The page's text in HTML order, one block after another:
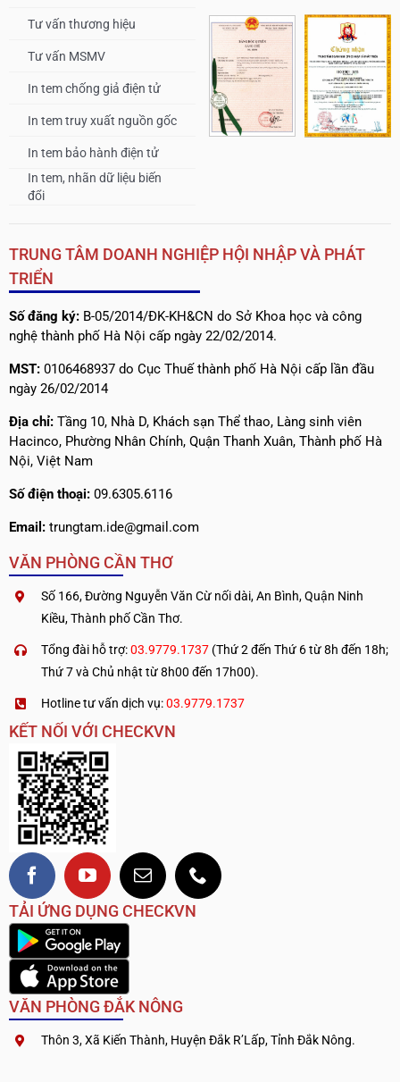
Tư vấn thương hiệu
Tư vấn MSMV
In tem chống giả điện tử
In tem truy xuất nguồn gốc
In tem bảo hành điện tử
In tem, nhãn dữ liệu biến
đổi
TRUNG TÂM DOANH NGHIỆP HỘI NHẬP VÀ PHÁT
TRIỂN
Số đăng ký: B-05/2014/ĐK-KH&CN do Sở Khoa học và công
nghệ thành phố Hà Nội cấp ngày 22/02/2014.
MST: 0106468937 do Cục Thuế thành phố Hà Nội cấp lần đầu
ngày 26/02/2014
Địa chỉ: Tầng 10, Nhà D, Khách sạn Thể thao, Làng sinh viên
Hacinco, Phường Nhân Chính, Quận Thanh Xuân, Thành phố Hà
Nội, Việt Nam
Số điện thoại: 09.6305.6116
Email: trungtam.ide@gmail.com
VĂN PHÒNG CẦN THƠ
Số 166, Đường Nguyễn Văn Cừ nối dài, An Bình, Quận Ninh
Kiều, Thành phố Cần Thơ.
Tổng đài hỗ trợ:03.9779.1737 (Thứ 2 đến Thứ 6 từ 8h đến 18h;
Thứ 7 và Chủ nhật từ 8h00 đến 17h00).
Hotline tư vấn dịch vụ:03.9779.1737
KẾT NỐI VỚI CHECKVN
TẢI ỨNG DỤNG CHECKVN
VĂN PHÒNG ĐẮK NÔNG
Thôn 3, Xã Kiến Thành, Huyện Đắk R’Lấp, Tỉnh Đắk Nông.